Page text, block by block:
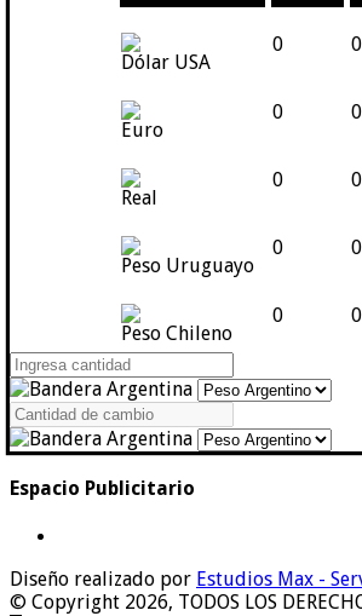
Dólar USA
0 0
Euro
0 0
Real
0 0
Peso Uruguayo
0 0
Peso Chileno
0 0
Espacio Publicitario
Diseño realizado por Estudios Max -
© Copyright 2026, TODOS LOS